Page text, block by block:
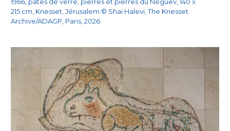
215 cm, Knesset, Jérusalem © Shai Halevi, The Knesset
Archive/ADAGP, Paris, 2026